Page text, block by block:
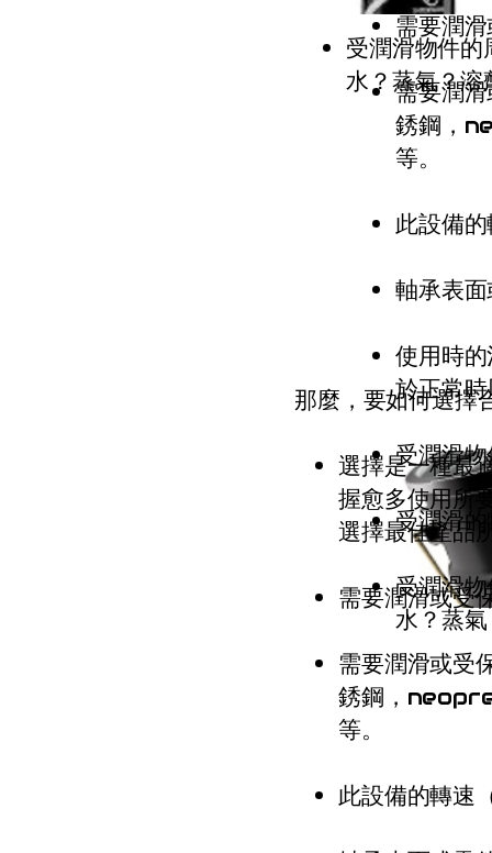
受潤滑物件
水？蒸氣？
需要潤
需要潤
銹鋼，
等。
此設備
軸承表
使用時
於正常
受潤滑
受潤滑
受潤滑
水？蒸
那麼，要如何選
選擇是一種最
握愈多使用所
選擇最佳產品
需要潤滑或受
需要潤滑或受
銹鋼，
等。
此設備的轉速